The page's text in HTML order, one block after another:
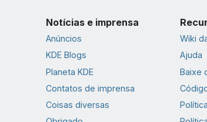
Notícias e imprensa
Anúncios
KDE Blogs
Planeta KDE
Contatos de imprensa
Coisas diversas
Wiki
Ajuda
Baixe